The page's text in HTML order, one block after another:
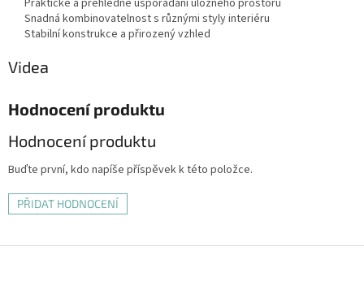
Praktické a přehledné uspořádání úložného prostoru
Snadná kombinovatelnost s různými styly interiéru
Stabilní konstrukce a přirozený vzhled
Videa
Hodnocení produktu
Hodnocení produktu
Buďte první, kdo napíše příspěvek k této položce.
PŘIDAT HODNOCENÍ